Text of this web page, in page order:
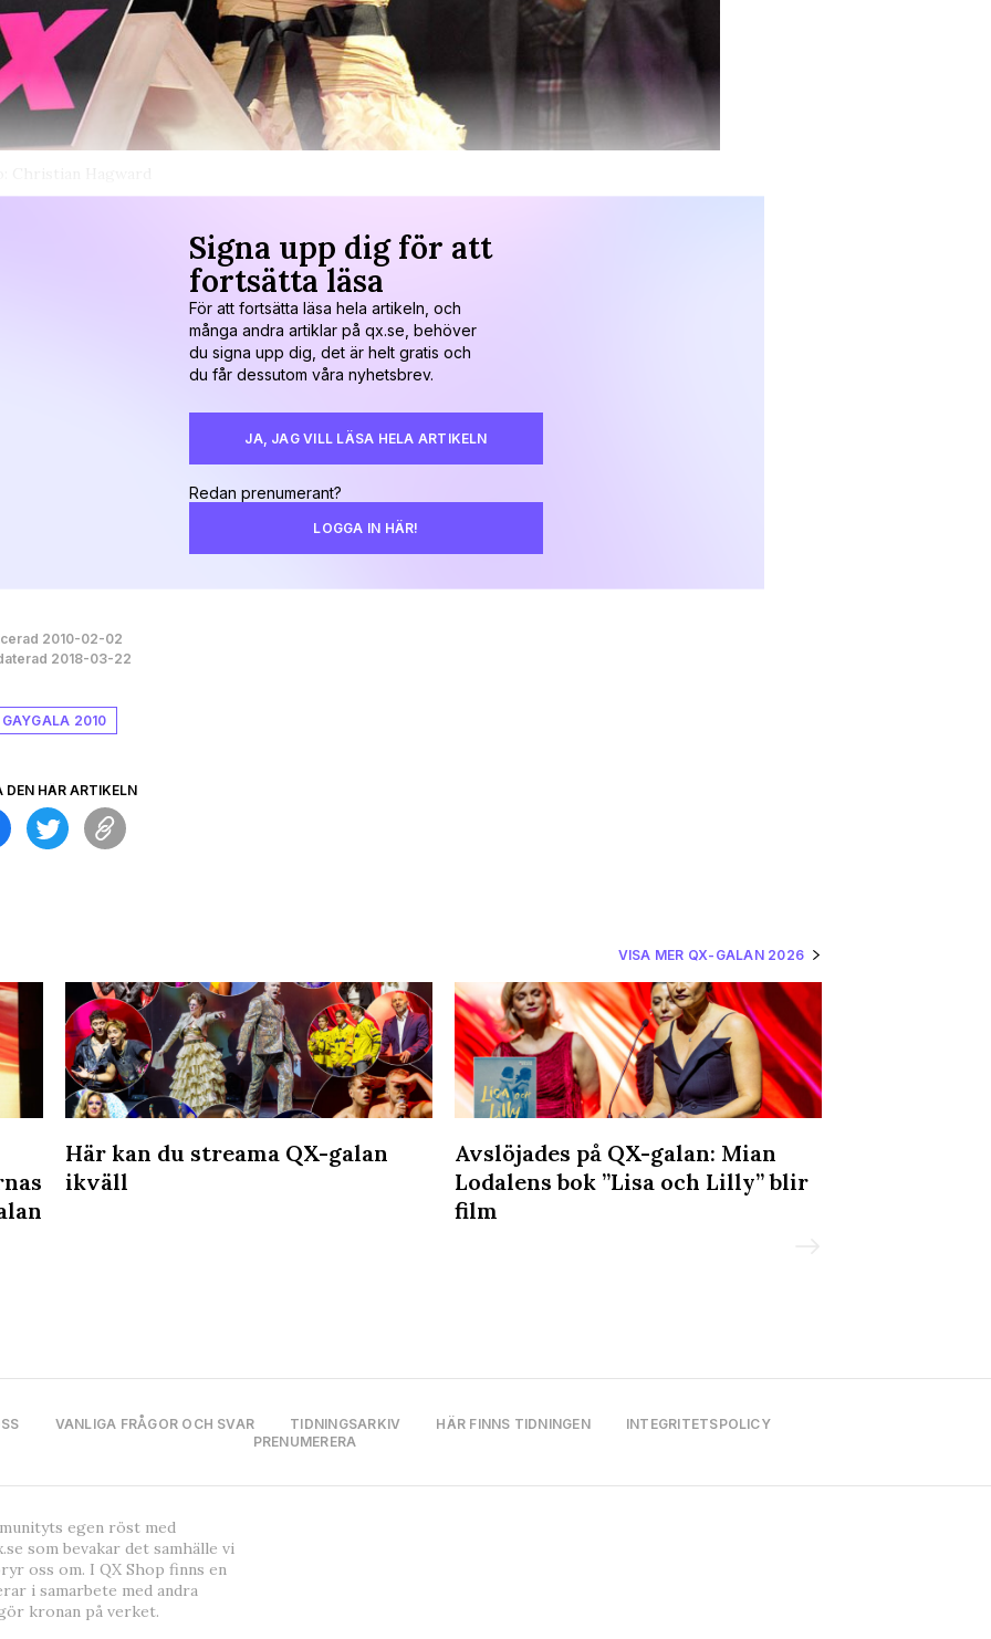
Signa upp dig för att
fortsätta läsa
För att fortsätta läsa hela artikeln, och
många andra artiklar på qx.se, behöver
du signa upp dig, det är helt gratis och
du får dessutom våra nyhetsbrev.
JA, JAG VILL LÄSA HELA ARTIKELN
Redan prenumerant?
LOGGA IN HÄR!
2010-02-02
2018-03-22
GAYGALA 2010
DEN HÄR ARTIKELN
VISA MER QX-GALAN 2026
Här kan du streama QX-galan
ikväll
Avslöjades på QX-galan: Mian
Lodalens bok ”Lisa och Lilly” blir
film
VANLIGA FRÅGOR OCH SVAR TIDNINGSARKIV HÄR FINNS TIDNINGEN
INTEGRITETSPOLICY
PRENUMERERA
egen röst med
som bevakar det samhälle vi
oss om. I QX Shop finns en
i samarbete med andra
kronan på verket.